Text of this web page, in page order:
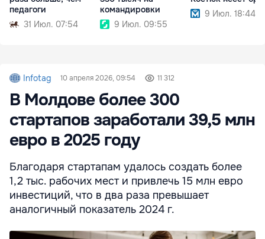
педагоги
31 Июл. 07:54
командировки
9 Июл. 09:55
9 Июл. 18:44
Infotag 10 апреля 2026, 09:54 11 312
В Молдове более 300
стартапов заработали 39,5 млн
евро в 2025 году
Благодаря стартапам удалось создать более
1,2 тыс. рабочих мест и привлечь 15 млн евро
инвестиций, что в два раза превышает
аналогичный показатель 2024 г.